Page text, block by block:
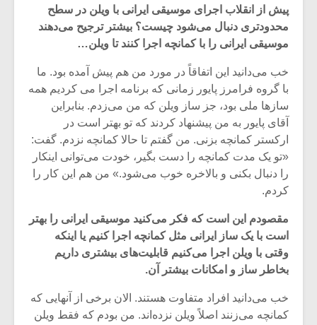
پیش از انقلاب اجرای موسیقی ایرانی با ویلن در سطح
محدودتری دنبال می‌شود چیست؟ بیشتر ترجیح می‌دهند
موسیقی ایرانی را با کمانچه اجرا کنند تا ویلن…
خب می‌دانید این اتفاقاً در مورد من هم پیش آمده بود. ما
با گروه فرامرز پایور زمانی که برنامه اجرا می کردیم همه
سازها ملی بود، جز ساز ویلن که من می‌زدم. بنابراین
آقای پایور به من پیشنهاد کردند که تو بهتر است در
ارکستر کمانچه بزنی. من گفتم تا حالا کمانچه نزدم. گفت:
«تو یک مدت کمانچه را دست بگیر،‌ خودت می‌توانی اینکار
را دنبال بکنی و بالاخره خوب می‌شود.» من هم این کار را
کردم.
مقصودم این است که فکر می‌کنید موسیقی ایرانی را بهتر
است با یک ساز ایرانی مثل کمانچه اجرا کنیم یا اینکه
وقتی با ویلن اجرا می‌کنیم قابلیت‌های بیشتری داریم
بخاطر ساز و امکانات بیشتر آن.
خب می‌دانید افراد متفاوت هستند. الان برخی از آنهایی که
کمانچه می‌زنند اصلاً ویلن نزده‌اند. من بودم که فقط ویلن